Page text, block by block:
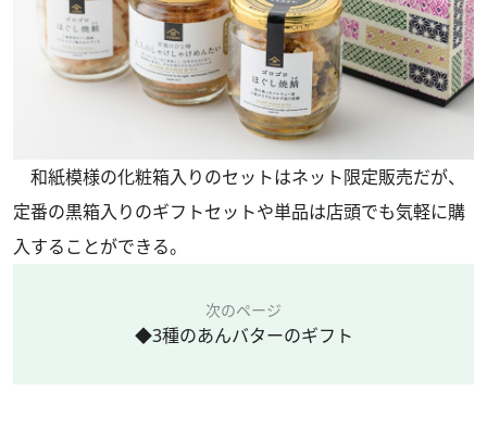
和紙模様の化粧箱入りのセットはネット限定販売だが、
定番の黒箱入りのギフトセットや単品は店頭でも気軽に購
入することができる。
次のページ
◆3種のあんバターのギフト